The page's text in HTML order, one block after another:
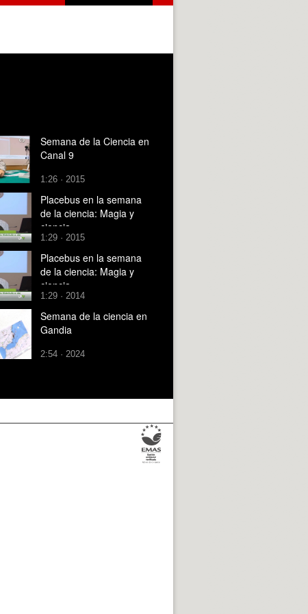
Semana de la Ciencia en
Canal 9
1:26 · 2015
Placebus en la semana
de la ciencia: Magia y
ciencia
1:29 · 2015
Placebus en la semana
de la ciencia: Magia y
ciencia
1:29 · 2014
Semana de la ciencia en
Gandia
2:54 · 2024